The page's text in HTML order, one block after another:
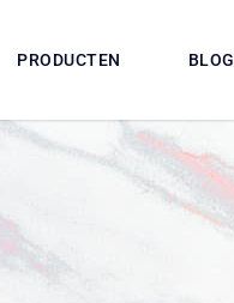
PRODUCTEN BLOG